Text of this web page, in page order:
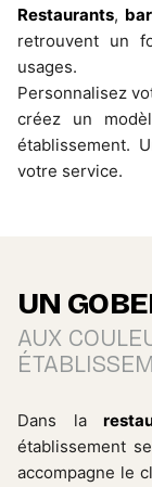
Restaurants,
retrouvent un
usages.
Personnalisez
créez un
établissement.
votre service.
UN
AUX
Dans la
établissement
accompagne le